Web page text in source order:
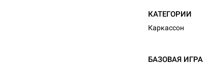
КАТЕГОРИИ
Каркассон
БАЗОВАЯ ИГРА